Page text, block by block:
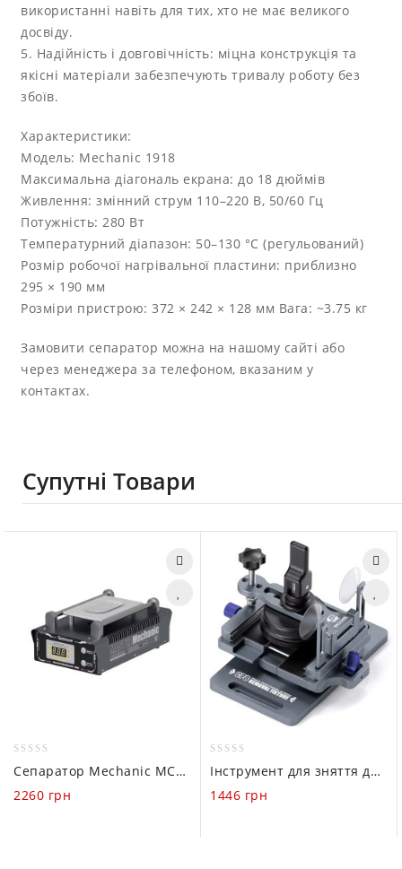
використанні навіть для тих, хто не має великого
досвіду.
5. Надійність і довговічність: міцна конструкція та
якісні матеріали забезпечують тривалу роботу без
збоїв.
Характеристики:
Модель: Mechanic 1918
Максимальна діагональ екрана: до 18 дюймів
Живлення: змінний струм 110–220 В, 50/60 Гц
Потужність: 280 Вт
Температурний діапазон: 50–130 °C (регульований)
Розмір робочої нагрівальної пластини: приблизно
295 × 190 мм
Розміри пристрою: 372 × 242 × 128 мм Вага: ~3.75 кг
Замовити сепаратор можна на нашому сайті або
через менеджера за телефоном, вказаним у
контактах.
Супутні Товари
out
of
Сепаратор Mechanic MC988 (8.5″ / 50-130°C / 150Вт)
2260 грн
out
of
Інструмент для зняття дисплею Mechanic CP8
1446 грн